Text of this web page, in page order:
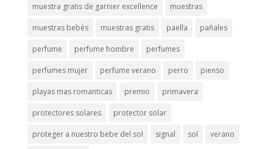
muestra gratis de garnier excellence muestras
muestras bebés muestras gratis paella pañales
perfume perfume hombre perfumes
perfumes mujer perfume verano perro pienso
playas mas romanticas premio primavera
protectores solares protector solar
proteger a nuestro bebe del sol signal sol verano